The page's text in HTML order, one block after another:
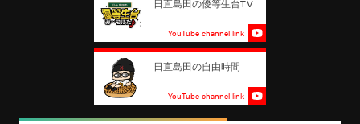
日直島田の優等生台TV
YouTube channel link
日直島田の自由時間
YouTube channel link